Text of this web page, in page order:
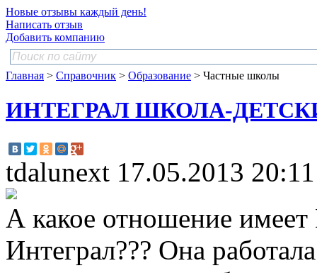
Новые отзывы каждый день!
Написать отзыв
Добавить компанию
Главная > Справочник > Образование > Частные школы
ИНТЕГРАЛ ШКОЛА-
tdalunext 17.05.2013 20:11
А какое отношение
Интеграл??? Она